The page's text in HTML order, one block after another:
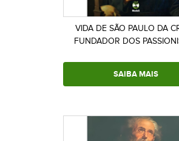
VIDA DE SÃO PAULO DA
FUNDADOR DOS
SAIBA MAIS